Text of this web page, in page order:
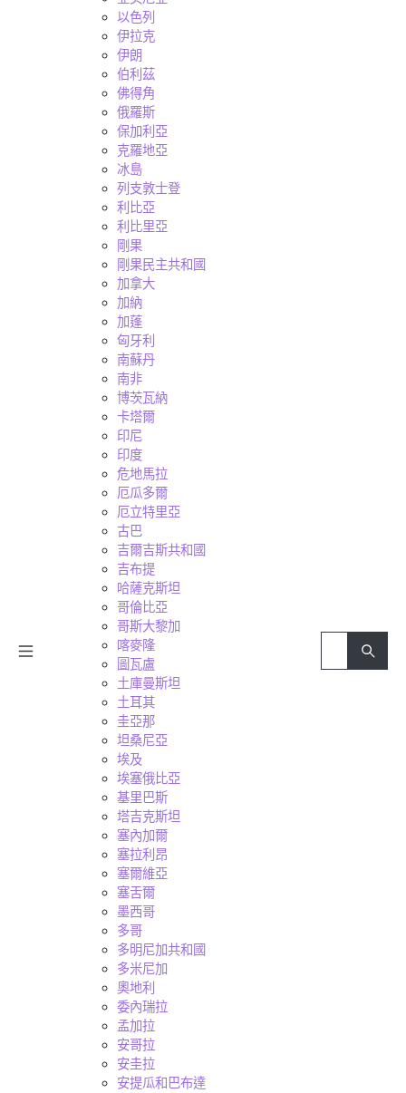
以色列
伊拉克
伊朗
伯利茲
佛得角
俄羅斯
保加利亞
克羅地亞
冰島
列支敦士登
利比亞
利比里亞
剛果
剛果民主共和國
加拿大
加納
加蓬
匈牙利
南蘇丹
南非
博茨瓦納
卡塔爾
印尼
印度
危地馬拉
厄瓜多爾
厄立特里亞
古巴
吉爾吉斯共和國
吉布提
哈薩克斯坦
哥倫比亞
哥斯大黎加
喀麥隆
圖瓦盧
土庫曼斯坦
土耳其
圭亞那
坦桑尼亞
埃及
埃塞俄比亞
基里巴斯
塔吉克斯坦
塞內加爾
塞拉利昂
塞爾維亞
塞舌爾
墨西哥
多哥
多明尼加共和國
多米尼加
奧地利
委內瑞拉
孟加拉
安哥拉
安圭拉
安提瓜和巴布達